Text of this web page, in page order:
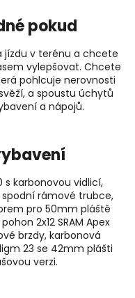
pokud
jízdu v terénu a chcete
vylepšovat. Chcete
pohlcuje nerovnosti
a spoustu úchytů
a nápojů.
s karbonovou vidlicí,
rámové trubce,
pro 50mm pláště
2x12 SRAM Apex
brzdy, karbonová
23 se 42mm plášti
verzi.